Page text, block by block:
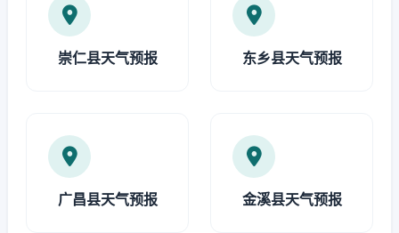
崇仁县天气预报 东乡县天气预报
广昌县天气预报 金溪县天气预报